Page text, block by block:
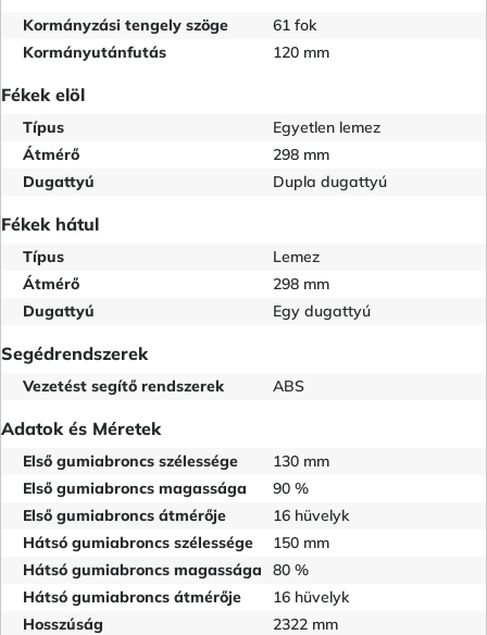
Kormányzási tengely szöge
61 fok
Kormányutánfutás
120 mm
Fékek elöl
Típus
Egyetlen lemez
Átmérő
298 mm
Dugattyú
Dupla dugattyú
Fékek hátul
Típus
Lemez
Átmérő
298 mm
Dugattyú
Egy dugattyú
Segédrendszerek
Vezetést segítő rendszerek ABS
Adatok és Méretek
Első gumiabroncs szélessége
130 mm
Első gumiabroncs magassága
90 %
Első gumiabroncs átmérője
16 hüvelyk
Hátsó gumiabroncs szélessége
150 mm
Hátsó gumiabroncs magassága
80 %
Hátsó gumiabroncs átmérője
16 hüvelyk
Hosszúság
2322 mm